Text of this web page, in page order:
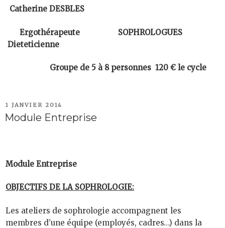
Catherine DESBLES
Ergothérapeute
SOPHROLOGUES
Dieteticienne
Groupe de 5 à 8 personnes 120 € le cycle
PUBLIÉ
LE
1 JANVIER 2014
Module Entreprise
Module Entreprise
OBJECTIFS DE LA SOPHROLOGIE:
Les ateliers de sophrologie accompagnent les
membres d’une équipe (employés, cadres…) dans la